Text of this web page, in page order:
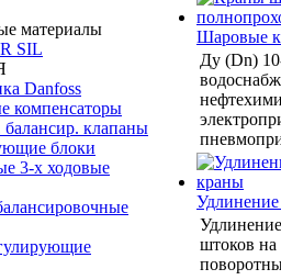
материалы
SIL
Danfoss
компенсаторы
балансир. клапаны
блоки
3-х ходовые
Шаровые
Ду (Dn)
штоков